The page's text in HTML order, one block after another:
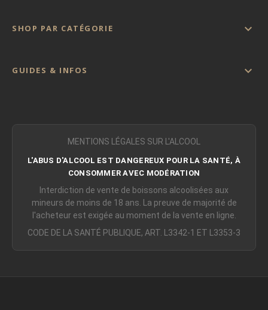
SHOP PAR CATÉGORIE 
GUIDES & INFOS 
MENTIONS LÉGALES SUR L'ALCOOL
L'ABUS D'ALCOOL EST DANGEREUX POUR LA SANTÉ, À
CONSOMMER AVEC MODÉRATION
Interdiction de vente de boissons alcoolisées aux
mineurs de moins de 18 ans. La preuve de majorité de
l'acheteur est exigée au moment de la vente en ligne.
CODE DE LA SANTÉ PUBLIQUE, ART. L3342-1 ET L3353-3